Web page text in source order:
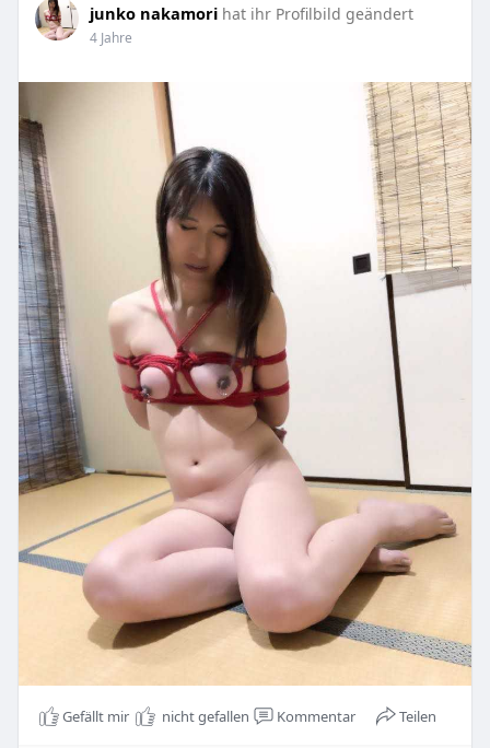
junko nakamori hat ihr Profilbild geändert
4 Jahre
Gefällt mir nicht gefallen Kommentar Teilen